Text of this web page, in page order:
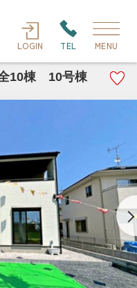
LOGIN TEL MENU
10棟 10号棟